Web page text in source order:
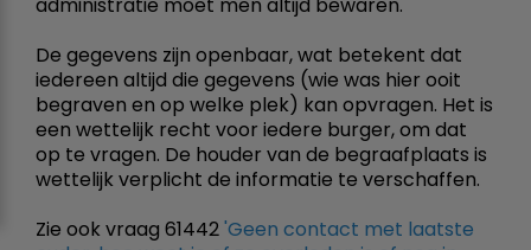
De gegevens zijn openbaar, wat betekent dat
iedereen altijd die gegevens (wie was hier ooit
begraven en op welke plek) kan opvragen. Het is
een wettelijk recht voor iedere burger, om dat
op te vragen. De houder van de begraafplaats is
wettelijk verplicht de informatie te verschaffen.
Zie ook vraag 61442'Geen contact met laatste